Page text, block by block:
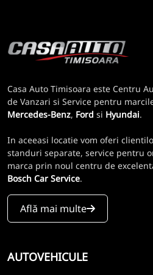
Casa Auto Timisoara este Centru
de Vanzari si Service pentru
Mercedes-Benz, Ford si Hyundai.
In aceeasi locatie vom oferi
standuri separate, service pentru
marca prin noul centru de
Bosch Car Service.
Află mai multe
AUTOVEHICULE